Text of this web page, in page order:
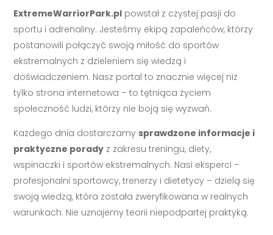
ExtremeWarriorPark.pl powstał z czystej pasji do
sportu i adrenaliny. Jesteśmy ekipą zapaleńców, którzy
postanowili połączyć swoją miłość do sportów
ekstremalnych z dzieleniem się wiedzą i
doświadczeniem. Nasz portal to znacznie więcej niż
tylko strona internetowa – to tętniąca życiem
społeczność ludzi, którzy nie boją się wyzwań.
Każdego dnia dostarczamy sprawdzone informacje i
praktyczne porady z zakresu treningu, diety,
wspinaczki i sportów ekstremalnych. Nasi eksperci –
profesjonalni sportowcy, trenerzy i dietetycy – dzielą się
swoją wiedzą, która została zweryfikowana w realnych
warunkach. Nie uznajemy teorii niepodpartej praktyką.